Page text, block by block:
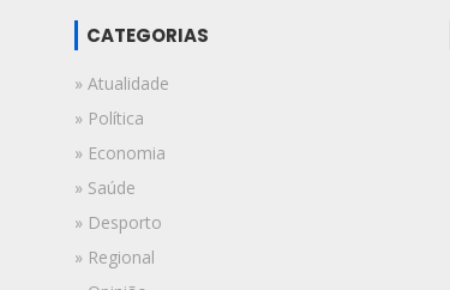
CATEGORIAS
» Atualidade
» Política
» Economia
» Saúde
» Desporto
» Regional